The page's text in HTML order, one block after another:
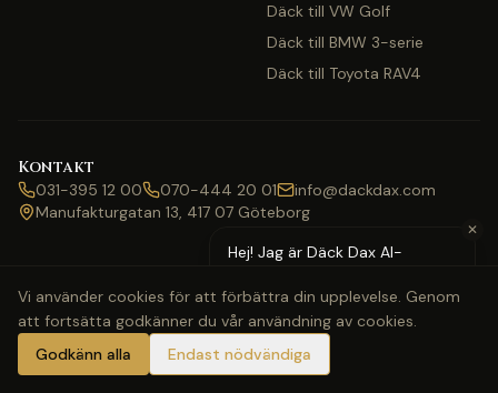
Däck till VW Golf
Däck till BMW 3-serie
Däck till Toyota RAV4
Kontakt
031-395 12 00 070-444 20 01
info@dackdax.com
Manufakturgatan 13, 417 07 Göteborg
©2026Däck Dax. Alla rättigheter förbehållna.
WebbkartaKlarnaSwishVisaMastercard
✕
Hej! Jag är Däck Dax AI-
med pris eller bokning?
Vi använder cookies för att förbättra din upplevelse. Genom
att fortsätta godkänner du vår användning av cookies.
Godkänn alla
Endast nödvändiga